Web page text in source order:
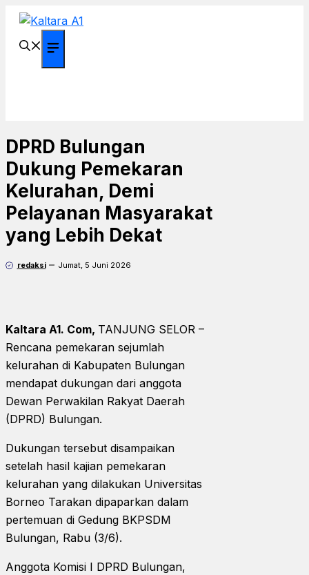
Langsung
DPRD Bulungan
Dukung Pemekaran
Kelurahan, Demi
Pelayanan Masyarakat
yang Lebih Dekat
redaksi Jumat, 5 Juni 2026
Kaltara A1. Com, TANJUNG SELOR –
Rencana pemekaran sejumlah
kelurahan di Kabupaten Bulungan
mendapat dukungan dari anggota
Dewan Perwakilan Rakyat Daerah
(DPRD) Bulungan.
Dukungan tersebut disampaikan
setelah hasil kajian pemekaran
kelurahan yang dilakukan Universitas
Borneo Tarakan dipaparkan dalam
pertemuan di Gedung BKPSDM
Bulungan, Rabu (3/6).
Anggota Komisi I DPRD Bulungan,